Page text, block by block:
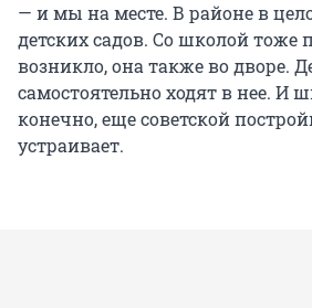
— и мы на месте. В районе в
детских садов. Со школой тоже
возникло, она также во дворе.
самостоятельно ходят в нее. И
конечно, еще советской
устраивает.